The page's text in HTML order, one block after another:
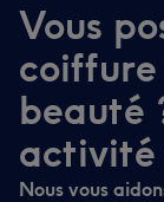
Vous
beauté
activité
Nous vous